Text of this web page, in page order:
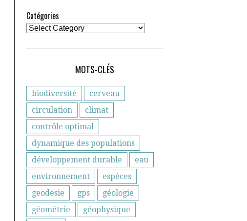
Catégories
MOTS-CLÉS
biodiversité
cerveau
circulation
climat
contrôle optimal
dynamique des populations
développement durable
eau
environnement
espèces
geodesie
gps
géologie
géométrie
géophysique